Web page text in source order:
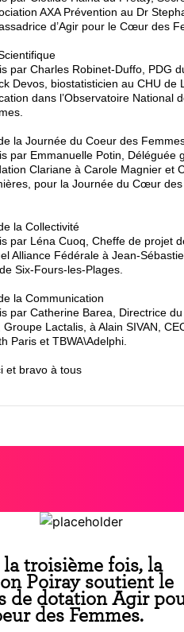
AXA Prévention au Dr
d’Agir pour le Cœur des
par Charles Robinet-Duffo, PDG
Devos, biostatisticien au CHU de
dans l’Observatoire National
la Journée du Coeur des
par Emmanuelle Potin, Déléguée
Clariane à Carole Magnier et
pour la Journée du Cœur
la Collectivité
par Léna Cuoq, Cheffe de projet
Alliance Fédérale à Jean-
Six-Fours-les-Plages.
la Communication
par Catherine Barea, Directrice
Groupe Lactalis, à Alain SIVAN,
Paris et TBWA\Adelphi.
et bravo à tous
troisième fois, la
Poiray soutient le
de dotation Agir
des Femmes.